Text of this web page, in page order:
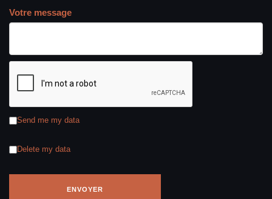
Votre message
Send me my data
Delete my data